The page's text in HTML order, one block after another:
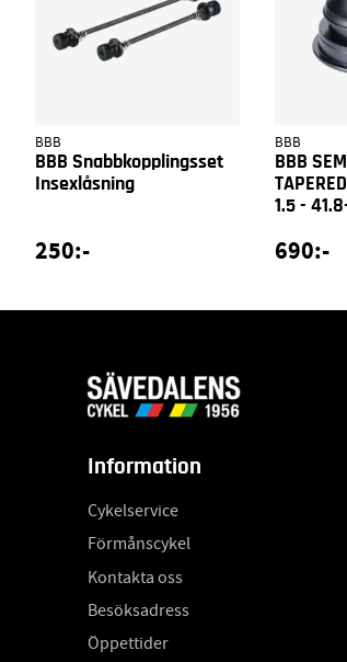
BBB
BBB Snabbkopplingsset
Insexlåsning
250:-
BBB
BBB
1.5 -
690:-
Information
Cykelservice
Förmånscykel
Kontakta oss
Besöksadress
Öppettider